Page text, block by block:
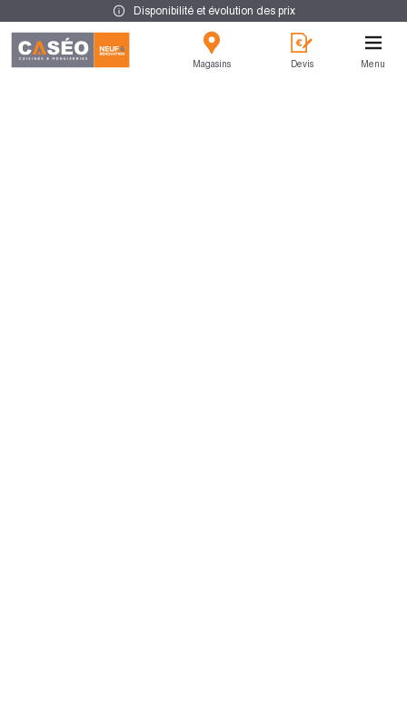
Disponibilité et évolution des prix
Magasins Devis Menu